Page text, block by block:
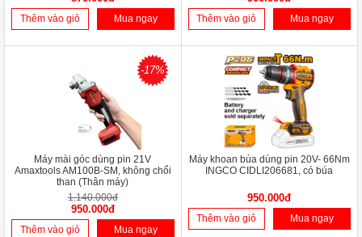
Thêm vào giỏ Mua ngay Thêm vào giỏ Mua ngay
-17%
Máy mài góc dùng pin 21V
Amaxtools AM100B-SM, không chổi
than (Thân máy)
1.140.000đ
950.000đ
Thêm vào giỏ Mua ngay
Máy khoan búa dùng pin 20V- 66Nm
INGCO CIDLI206681, có búa
950.000đ
Thêm vào giỏ Mua ngay